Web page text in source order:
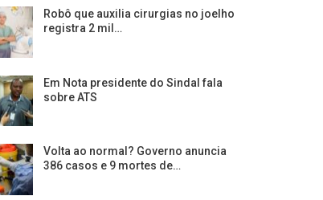
Robô que auxilia cirurgias no joelho
registra 2 mil…
Em Nota presidente do Sindal fala
sobre ATS
Volta ao normal? Governo anuncia
386 casos e 9 mortes de…